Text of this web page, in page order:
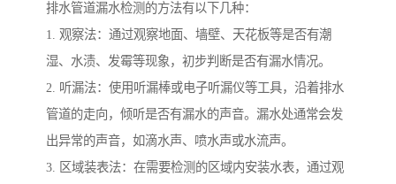
排水管道漏水检测的方法有以下几种：
1. 观察法：通过观察地面、墙壁、天花板等是否有潮
湿、水渍、发霉等现象，初步判断是否有漏水情况。
2. 听漏法：使用听漏棒或电子听漏仪等工具，沿着排水
管道的走向，倾听是否有漏水的声音。漏水处通常会发
出异常的声音，如滴水声、喷水声或水流声。
3. 区域装表法：在需要检测的区域内安装水表，通过观